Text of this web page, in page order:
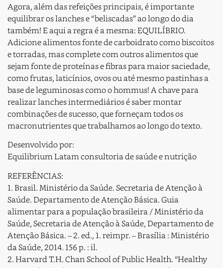
Agora, além das refeições principais, é importante
equilibrar os lanches e “beliscadas” ao longo do dia
também! E aqui a regra é a mesma: EQUILÍBRIO.
Adicione alimentos fonte de carboidrato como biscoitos
e torradas, mas complete com outros alimentos que
sejam fonte de proteínas e fibras para maior saciedade,
como frutas, laticínios, ovos ou até mesmo pastinhas a
base de leguminosas como o hommus! A chave para
realizar lanches intermediários é saber montar
combinações de sucesso, que forneçam todos os
macronutrientes que trabalhamos ao longo do texto.
Desenvolvido por:
Equilibrium Latam consultoria de saúde e nutrição
REFERÊNCIAS:
1. Brasil. Ministério da Saúde. Secretaria de Atenção à
Saúde. Departamento de Atenção Básica. Guia
alimentar para a população brasileira / Ministério da
Saúde, Secretaria de Atenção à Saúde, Departamento de
Atenção Básica. – 2. ed., 1. reimpr. – Brasília : Ministério
da Saúde, 2014. 156 p. : il.
2. Harvard T.H. Chan School of Public Health. “Healthy